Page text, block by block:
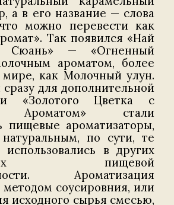
а в его название — слова
можно перевести как
Так появился «Най
Сюань» — «Огненный
ароматом, более
мире, как Молочный улун.
для дополнительной
«Золотого Цветка с
Ароматом» стали
пищевые ароматизаторы,
по сути, те
в других
пищевой
Ароматизация
методом соусировния, или
исходного сырья смесью,